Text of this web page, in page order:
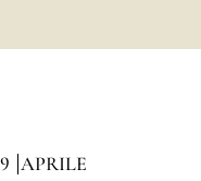
APRILE